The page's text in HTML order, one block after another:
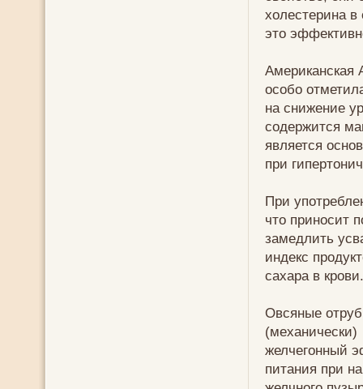
холестерина в
это
Американская
особо
на снижение
содержится
является
при
При
что приносит
замедлить
индекс
сахара в
Овсяные
(механически)
желчегонный
питания при